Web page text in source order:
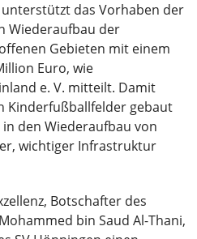
das Vorhaben der
Wiederaufbau der
Gebieten mit einem
Euro, wie
e. V. mitteilt. Damit
Kinderfußballfelder gebaut
den Wiederaufbau von
wichtiger Infrastruktur
Botschafter des
bin Saud Al-Thani,